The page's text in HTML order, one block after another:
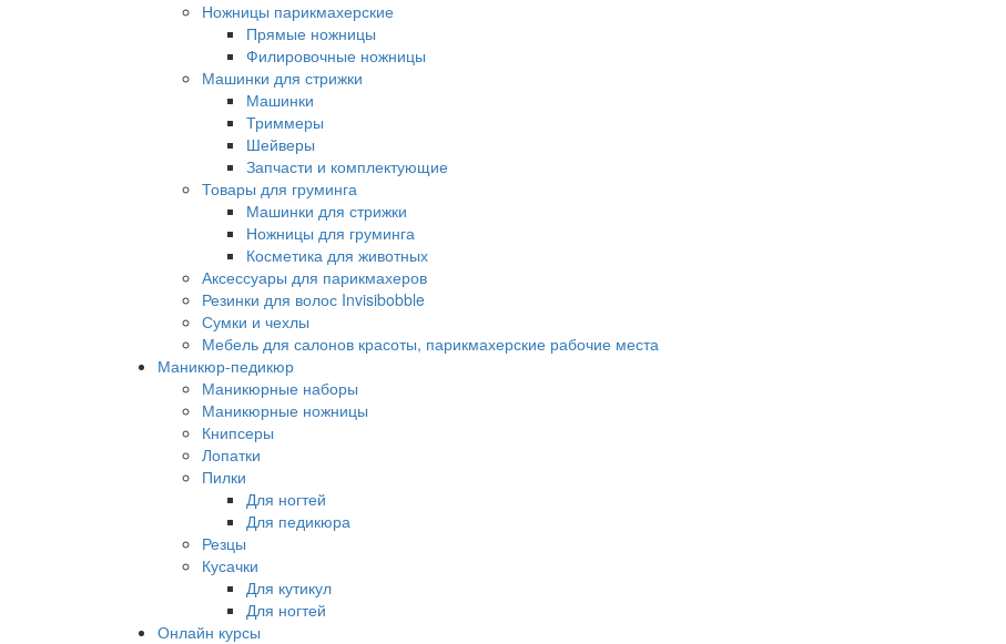
Ножницы парикмахерские
Прямые ножницы
Филировочные ножницы
Машинки для стрижки
Машинки
Триммеры
Шейверы
Запчасти и комплектующие
Товары для груминга
Машинки для стрижки
Ножницы для груминга
Косметика для животных
Аксессуары для парикмахеров
Резинки для волос Invisibobble
Сумки и чехлы
Мебель для салонов красоты, парикмахерские рабочие места
Маникюр-педикюр
Маникюрные наборы
Маникюрные ножницы
Книпсеры
Лопатки
Пилки
Для ногтей
Для педикюра
Резцы
Кусачки
Для кутикул
Для ногтей
Онлайн курсы